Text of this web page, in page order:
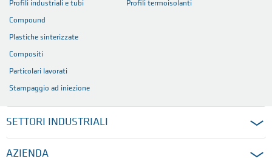
Profili industriali e tubi
Compound
Plastiche sinterizzate
Compositi
Particolari lavorati
Stampaggio ad iniezione
Profili termoisolanti
SETTORI INDUSTRIALI
AZIENDA